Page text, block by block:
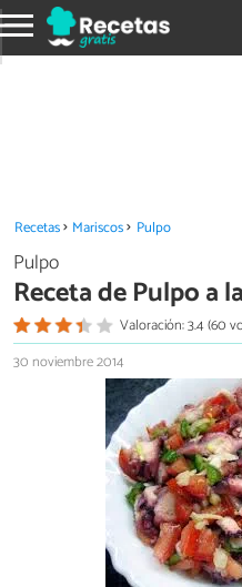
Recetas Mariscos Pulpo
Pulpo
Receta de Pulpo a
Valoración: 3.4 (60
30 noviembre 2014